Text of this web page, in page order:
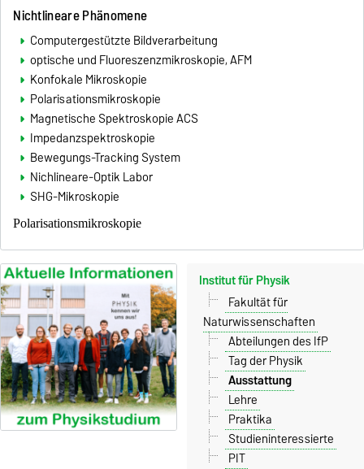
Nichtlineare Phänomene
Computergestützte Bildverarbeitung
optische und Fluoreszenzmikroskopie, AFM
Konfokale Mikroskopie
Polarisationsmikroskopie
Magnetische Spektroskopie ACS
Impedanzspektroskopie
Bewegungs-Tracking System
Nichlineare-Optik Labor
SHG-Mikroskopie
Polarisationsmikroskopie
Institut für Physik
Fakultät für
Naturwissenschaften
Abteilungen des IfP
Tag der Physik
Ausstattung
Lehre
Praktika
Studieninteressierte
PIT